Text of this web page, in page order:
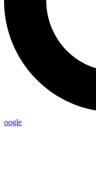
oogle